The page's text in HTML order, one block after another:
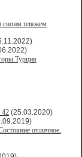
своим пляжем
42 (25.03.2020)
отличное.